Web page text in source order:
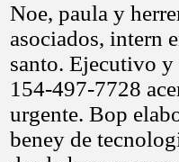
Noe, paula y
asociados, intern
santo. Ejecutivo
154-497-7728
urgente. Bop
beney de